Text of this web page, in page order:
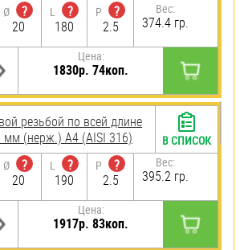
Ø
?
20
L
?
180
P
?
2.5
Вес:
374.4 гр.
Цена:
1830р. 74коп.
резьбой по всей длине
мм (нерж.) A4 (AISI 316)
Ø
?
20
L
?
190
P
?
2.5
Вес:
395.2 гр.
Цена:
1917р. 83коп.
В СПИСОК